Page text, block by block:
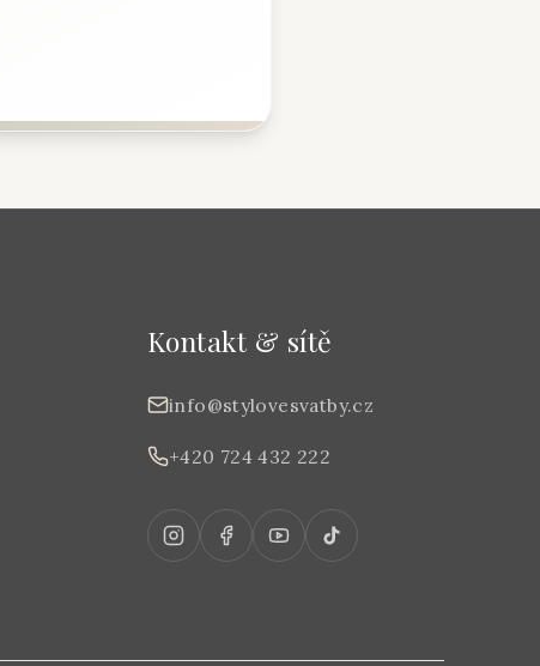
Kontakt & sítě
info@stylovesvatby.cz
+420 724 432 222